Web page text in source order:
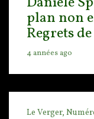
plan non
Regrets
4 années ago
Le Verger,